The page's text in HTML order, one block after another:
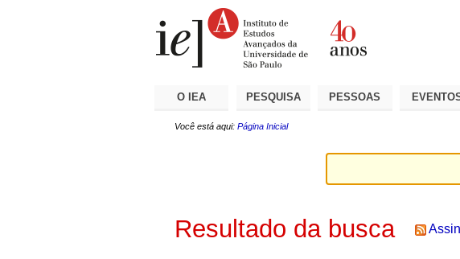
O IEA PESQUISA PESSOAS
Você está aqui: Página Inicial
Resultado da busca